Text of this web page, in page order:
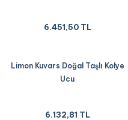
6.451,50 TL
Limon Kuvars Doğal Taşlı Kolye
Ucu
6.132,81 TL